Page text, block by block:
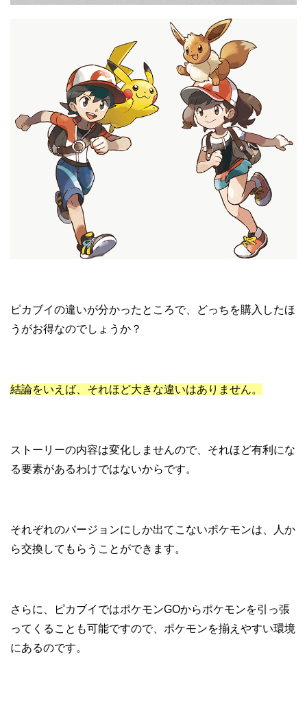
ピカブイの違いが分かったところで、どっちを購入したほ
うがお得なのでしょうか？
結論をいえば、それほど大きな違いはありません。
ストーリーの内容は変化しませんので、それほど有利にな
る要素があるわけではないからです。
それぞれのバージョンにしか出てこないポケモンは、人か
ら交換してもらうことができます。
さらに、ピカブイではポケモンGOからポケモンを引っ張
ってくることも可能ですので、ポケモンを揃えやすい環境
にあるのです。